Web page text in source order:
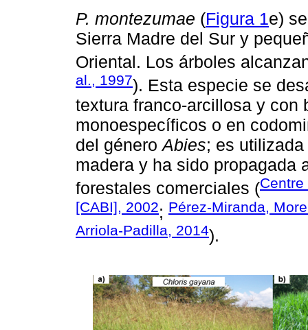
P. montezumae (Figura 1e)
Sierra Madre del Sur y
Oriental. Los árboles
al., 1997). Esta especie se
textura franco-arcillosa y con
monoespecíficos o en
del géneroAbies; es
madera y ha sido propagada
forestales comerciales (
[CABI], 2002; Pérez-Miranda,
Arriola-Padilla, 2014).